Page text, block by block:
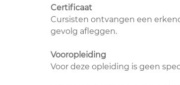
Certificaat
Cursisten ontvangen een
gevolg afleggen.
Vooropleiding
Voor deze opleiding is geen